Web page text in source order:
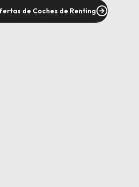
de Coches de Renting